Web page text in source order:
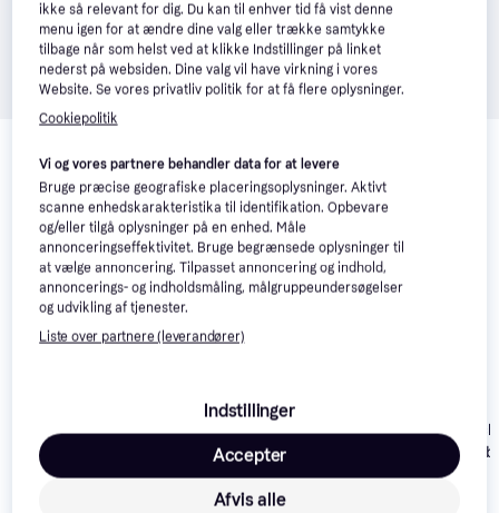
Relaterede produkter
Se vores forslag til andre produkter, der matcher dine
interesser. Vis alle
Gymstick Utility Bench
Trender
Nohrd TriaTrainer
Folding Training Bench
3.969 kr.
VEVOR
Bench
Biceps
ikke så relevant for dig. Du kan til enhver tid få vist denne
menu igen for at ændre dine valg eller trække samtykke
tilbage når som helst ved at klikke Indstillinger på linket
nederst på websiden. Dine valg vil have virkning i vores
Website. Se vores privatliv politik for at få flere oplysninger.
Cookiepolitik
Vi og vores partnere behandler data for at levere
Bruge præcise geografiske placeringsoplysninger. Aktivt
scanne enhedskarakteristika til identifikation. Opbevare
og/eller tilgå oplysninger på en enhed. Måle
annonceringseffektivitet. Bruge begrænsede oplysninger til
at vælge annoncering. Tilpasset annoncering og indhold,
annoncerings- og indholdsmåling, målgruppeundersøgelser
og udvikling af tjenester.
Liste over partnere (leverandører)
Indstillinger
Afvis alle
Accepter